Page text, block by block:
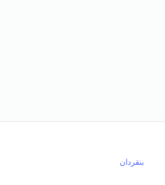
بنقردان